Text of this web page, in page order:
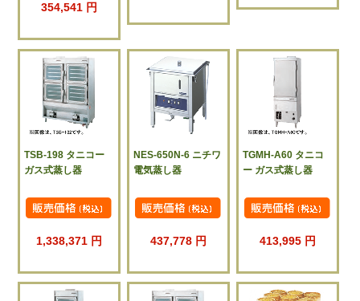
354,541 円
TSB-198 タニコー
ガス式蒸し器
1,338,371 円
NES-650N-6 ニチワ
電気蒸し器
437,778 円
TGMH-A60 タニコ
ー ガス式蒸し器
413,995 円